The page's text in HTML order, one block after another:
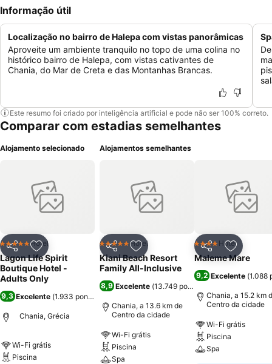
Informação útil
Localização no bairro de Halepa com vistas panorâmicas
Aproveite um ambiente tranquilo no topo de uma colina no
histórico bairro de Halepa, com vistas cativantes de
Chania, do Mar de Creta e das Montanhas Brancas.
Este resumo foi criado por inteligência artificial e pode não ser 100% correto.
Comparar com estadias semelhantes
Alojamento selecionado
PartilharAdicionar aos favoritos
5 EstrelasHotel
Lagon Life Spirit
Boutique Hotel -
Adults Only
9,3 Excelente (1.933 pontuações
Chania, Grécia
Wi-Fi grátis
Piscina
Alojamentos semelhantes
PartilharAdicionar aos favoritos
5 EstrelasHotel
Kiani Beach Resort
Family All-Inclusive
8,9 Excelente (13.749 pontuações
Chania, a 13.6 km de
Centro da cidade
Wi-Fi grátis
Piscina
Spa
Partilhar
4 EstrelasHotel
Maleme Mare
9,2 Excelente (1.088
Chania, a 15.2 km
Centro da cidade
Wi-Fi grátis
Piscina
Spa